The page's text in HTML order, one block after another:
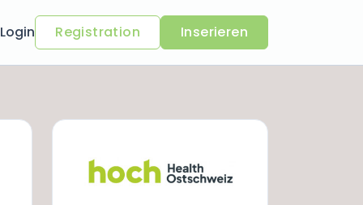
Login Registration Inserieren